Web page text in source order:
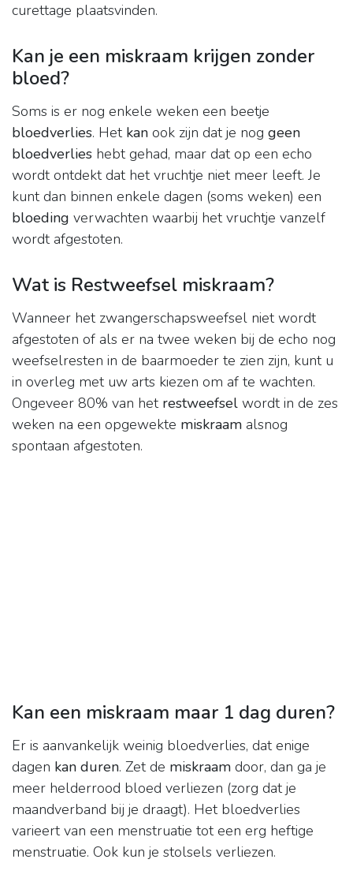
curettage plaatsvinden.
Kan je een miskraam krijgen zonder
bloed?
Soms is er nog enkele weken een beetje
bloedverlies. Het kan ook zijn dat je nog geen
bloedverlies hebt gehad, maar dat op een echo
wordt ontdekt dat het vruchtje niet meer leeft. Je
kunt dan binnen enkele dagen (soms weken) een
bloeding verwachten waarbij het vruchtje vanzelf
wordt afgestoten.
Wat is Restweefsel miskraam?
Wanneer het zwangerschapsweefsel niet wordt
afgestoten of als er na twee weken bij de echo nog
weefselresten in de baarmoeder te zien zijn, kunt u
in overleg met uw arts kiezen om af te wachten.
Ongeveer 80% van het restweefsel wordt in de zes
weken na een opgewekte miskraam alsnog
spontaan afgestoten.
Kan een miskraam maar 1 dag duren?
Er is aanvankelijk weinig bloedverlies, dat enige
dagen kan duren. Zet de miskraam door, dan ga je
meer helderrood bloed verliezen (zorg dat je
maandverband bij je draagt). Het bloedverlies
varieert van een menstruatie tot een erg heftige
menstruatie. Ook kun je stolsels verliezen.